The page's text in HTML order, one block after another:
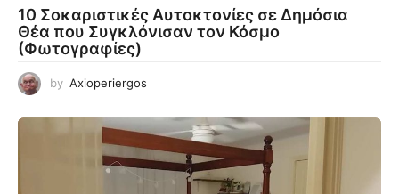
10 Σοκαριστικές Αυτοκτονίες σε Δημόσια
Θέα που Συγκλόνισαν τον Κόσμο
(Φωτογραφίες)
by Axioperiergos